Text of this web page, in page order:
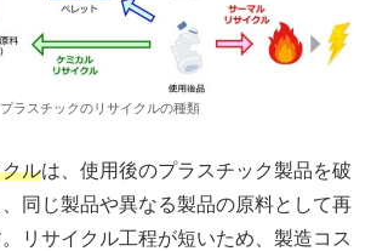
プラスチックのリサイクルの種類
ルは、使用後のプラスチック製品を破
同じ製品や異なる製品の原料として再
リサイクル工程が短いため、製造コス